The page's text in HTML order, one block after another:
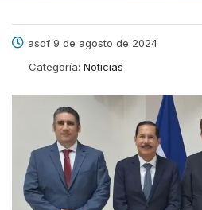
asdf 9 de agosto de 2024
Categoría: Noticias